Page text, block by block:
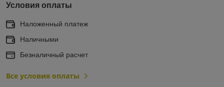
Условия оплаты
Наложенный платеж
Наличными
Безналичный расчет
Все условия оплаты